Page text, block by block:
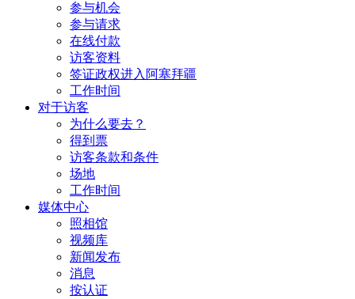
参与机会
参与请求
在线付款
访客资料
签证政权进入阿塞拜疆
工作时间
对于访客
为什么要去？
得到票
访客条款和条件
场地
工作时间
媒体中心
照相馆
视频库
新闻发布
消息
按认证